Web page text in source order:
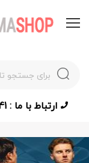
ارتباط با ما : 09397129441